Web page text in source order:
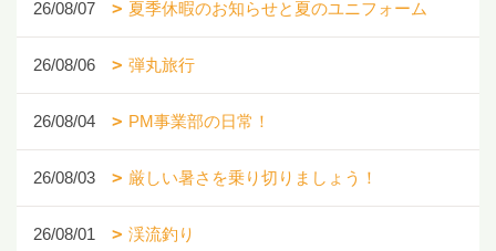
26/08/07 夏季休暇のお知らせと夏のユニフォーム
26/08/06 弾丸旅行
26/08/04 PM事業部の日常！
26/08/03 厳しい暑さを乗り切りましょう！
26/08/01 渓流釣り